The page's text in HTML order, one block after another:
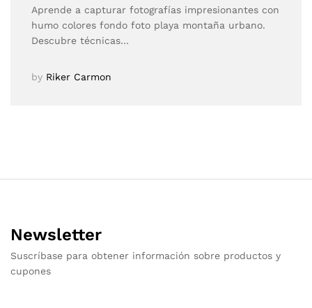
Aprende a capturar fotografías impresionantes con
humo colores fondo foto playa montaña urbano.
Descubre técnicas…
by Riker Carmon
Newsletter
Suscríbase para obtener información sobre productos y
cupones